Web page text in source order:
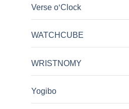
Verse o'Clock
WATCHCUBE
WRISTNOMY
Yogibo